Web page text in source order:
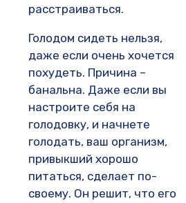
расстраиваться.
Голодом сидеть нельзя,
даже если очень хочется
похудеть. Причина –
банальна. Даже если вы
настроите себя на
голодовку, и начнете
голодать, ваш организм,
привыкший хорошо
питаться, сделает по-
своему. Он решит, что его